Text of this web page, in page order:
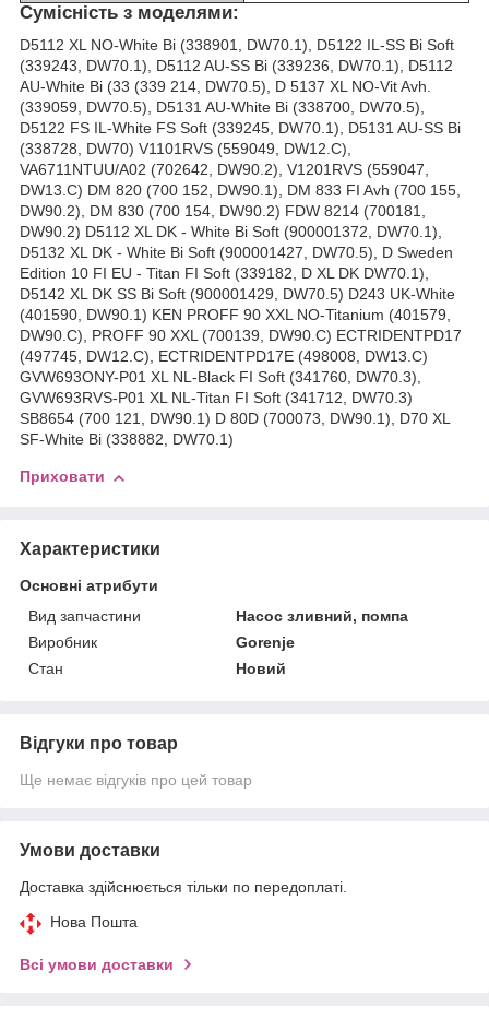
Сумісність з моделями:
D5112 XL NO-White Bi (338901, DW70.1), D5122 IL-SS Bi Soft
(339243, DW70.1), D5112 AU-SS Bi (339236, DW70.1), D5112
AU-White Bi (33 (339 214, DW70.5), D 5137 XL NO-Vit Avh.
(339059, DW70.5), D5131 AU-White Bi (338700, DW70.5),
D5122 FS IL-White FS Soft (339245, DW70.1), D5131 AU-SS Bi
(338728, DW70) V1101RVS (559049, DW12.C),
VA6711NTUU/A02 (702642, DW90.2), V1201RVS (559047,
DW13.C) DM 820 (700 152, DW90.1), DM 833 FI Avh (700 155,
DW90.2), DM 830 (700 154, DW90.2) FDW 8214 (700181,
DW90.2) D5112 XL DK - White Bi Soft (900001372, DW70.1),
D5132 XL DK - White Bi Soft (900001427, DW70.5), D Sweden
Edition 10 FI EU - Titan FI Soft (339182, D XL DK DW70.1),
D5142 XL DK SS Bi Soft (900001429, DW70.5) D243 UK-White
(401590, DW90.1) KEN PROFF 90 XXL NO-Titanium (401579,
DW90.C), PROFF 90 XXL (700139, DW90.C) ECTRIDENTPD17
(497745, DW12.C), ECTRIDENTPD17E (498008, DW13.C)
GVW693ONY-P01 XL NL-Black FI Soft (341760, DW70.3),
GVW693RVS-P01 XL NL-Titan FI Soft (341712, DW70.3)
SB8654 (700 121, DW90.1) D 80D (700073, DW90.1), D70 XL
SF-White Bi (338882, DW70.1)
Приховати
Характеристики
Основні атрибути
Вид запчастини
Насос зливний, помпа
Виробник
Gorenje
Стан
Новий
Відгуки про товар
Ще немає відгуків про цей товар
Умови доставки
Доставка здійснюється тільки по передоплаті.
Нова Пошта
Всі умови доставки